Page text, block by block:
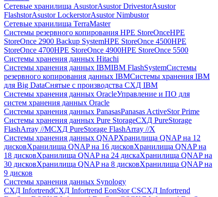
Сетевые хранилища AsustorAsustor DrivestorAsustor
FlashstorAsustor LockerstorAsustor Nimbustor
Сетевые хранилища TerraMaster
Системы резервного копирования HPE StoreOnceHPE
StoreOnce 2900 Backup SystemHPE StoreOnce 4500HPE
StoreOnce 4700HPE StoreOnce 4900HPE StoreOnce 5500
Системы хранения данных Hitachi
Системы хранения данных IBMIBM FlashSystemСистемы
резервного копирования данных IBMСистемы хранения IBM
для Big DataСнятые с производства СХД IBM
Системы хранения данных OracleУправление и ПО для
систем хранения данных Oracle
Системы хранения данных PanasasPanasas ActiveStor Prime
Системы хранения данных Pure StorageСХД PureStorage
FlashArray //MСХД PureStorage FlashArray //X
Системы хранения данных QNAPХранилища QNAP на 12
дисковХранилища QNAP на 16 дисковХранилища QNAP на
18 дисковХранилища QNAP на 24 дискаХранилища QNAP на
30 дисковХранилища QNAP на 8 дисковХранилища QNAP на
9 дисков
Системы хранения данных Synology
СХД InfortrendСХД Infortrend EonStor CSСХД Infortrend